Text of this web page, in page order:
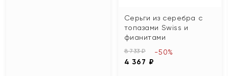
Серьги из серебра с
топазами Swiss и
фианитами
8 733 ₽
4 367 ₽
-50%